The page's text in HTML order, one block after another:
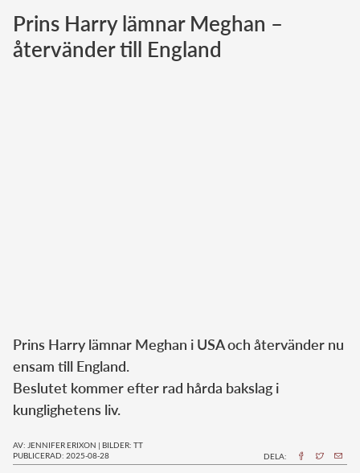
Norska kungahuset
Danska kungahuset
Prins Harry lämnar Meghan –
återvänder till England
Prins Harry lämnar Meghan i USA och återvänder nu
ensam till England.
Beslutet kommer efter rad hårda bakslag i
kunglighetens liv.
AV: JENNIFER ERIXON | BILDER: TT
PUBLICERAD: 2025-08-28
DELA: